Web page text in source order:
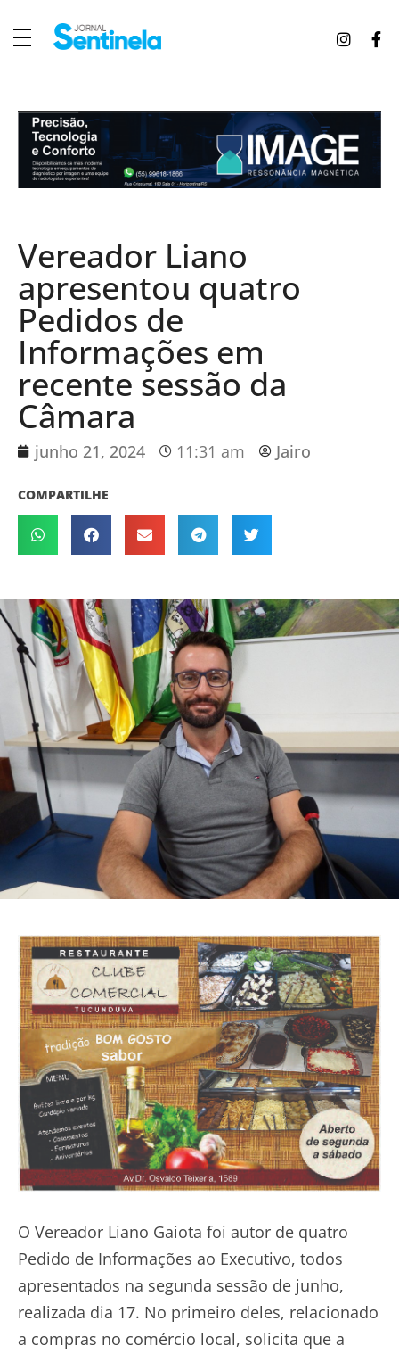
Vereador Liano
apresentou quatro
Pedidos de
Informações em
recente sessão da
Câmara
junho 21, 2024 11:31 am Jairo
COMPARTILHE
O Vereador Liano Gaiota foi autor de quatro
Pedido de Informações ao Executivo, todos
apresentados na segunda sessão de junho,
realizada dia 17. No primeiro deles, relacionado
a compras no comércio local, solicita que a